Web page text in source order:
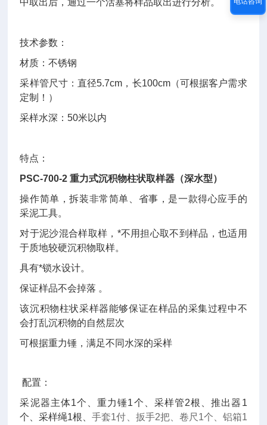
中取出后，通过一个活塞将样品取出进行分析。
技术参数：
材质：不锈钢
采样管尺寸：直径5.7cm，长100cm（可根据客户需求
定制！）
采样水深：50米以内
特点：
PSC-700-2 重力式沉积物柱状取样器（深水型）
操作简单，拆装非常简单、省事，是一款得心应手的
采泥工具。
对于泥沙混合样取样，*不用担心取不到样品，也适用
于质地较硬沉积物取样。
具有*锁水设计。
保证样品不会掉落 。
该沉积物柱状采样器能够保证在样品的采集过程中不
会打乱沉积物的自然层次
可根据重力锤，满足不同水深的采样
配置：
采泥器主体1个、重力锤1个、采样管2根、推出器1
个、采样绳1根、手套1付、扳手2把、卷尺1个、铝箱1